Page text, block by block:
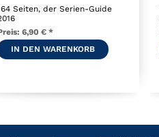
Seiten, der Serien-Guide
6,90 € *
IN DEN WARENKORB